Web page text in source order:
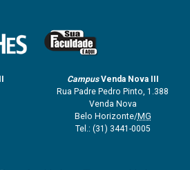
CampusVenda Nova III
Rua Padre Pedro Pinto, 1.388
Venda Nova
Belo Horizonte/MG
Tel.: (31) 3441-0005